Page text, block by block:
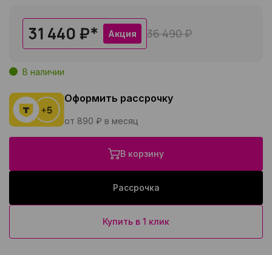
31 440 ₽* Акция 36 490 ₽
В наличии
Оформить рассрочку
от 890 ₽ в месяц
В корзину
Рассрочка
Купить в 1 клик